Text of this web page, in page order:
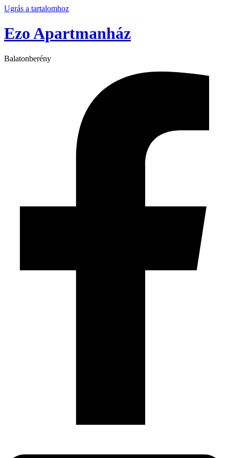
Ugrás a tartalomhoz
Ezo Apartmanház
Balatonberény